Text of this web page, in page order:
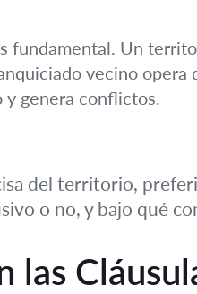
fundamental. Un
vecino opera
genera conflictos.
del territorio,
o no, y bajo qué
las